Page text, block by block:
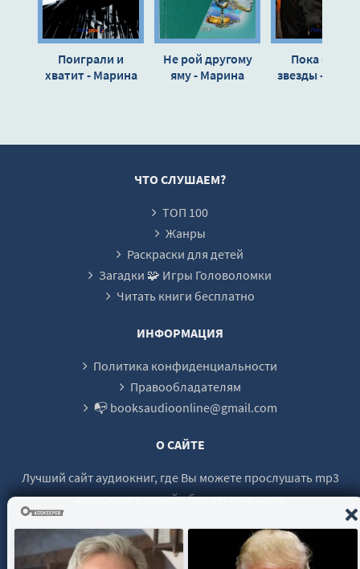
Поиграли и
хватит - Марина
Не рой другому
яму - Марина
Пока сияют
звезды -
ЧТО СЛУШАЕМ?
ТОП 100
Жанры
Раскраски для детей
Загадки 🧩 Игры Головоломки
Читать книги бесплатно
ИНФОРМАЦИЯ
Политика конфиденциальности
Правообладателям
📭 booksaudioonline@gmail.com
О САЙТЕ
Лучший сайт аудиокниг, где Вы можете прослушать mp3
аудиокнигу онлайн без регистрации.